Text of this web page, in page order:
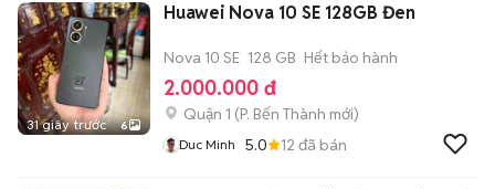
31 giây trước 6
Huawei Nova 10 SE 128GB Đen
Nova 10 SE 128 GB Hết bảo hành
2.000.000 đ
Quận 1 (P. Bến Thành mới)
Duc Minh 5.0 12 đã bán